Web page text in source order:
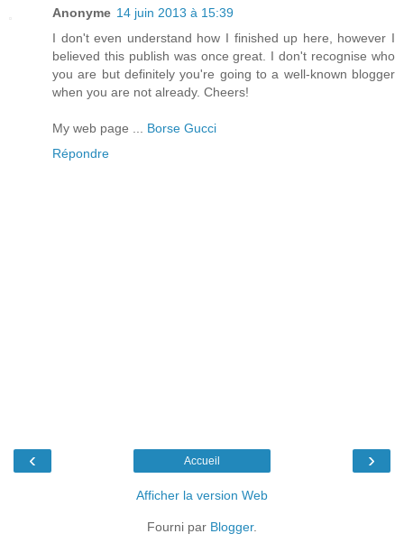
Anonyme 14 juin 2013 à 15:39
I don't even understand how I finished up here, however I
believed this publish was once great. I don't recognise who
you are but definitely you're going to a well-known blogger
when you are not already. Cheers!
My web page ... Borse Gucci
Répondre
‹ ›
Accueil
Afficher la version Web
Fourni par Blogger.